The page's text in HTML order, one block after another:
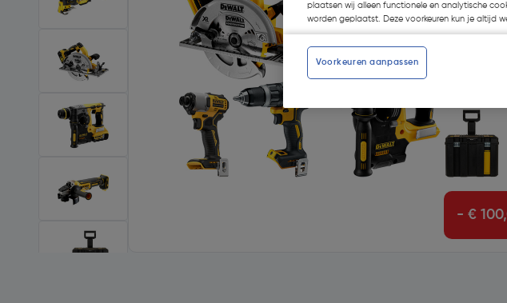
- €
plaatsen wij alleen functionele en analytische
worden geplaatst. Deze voorkeuren kun je altijd
Voorkeuren aanpassen